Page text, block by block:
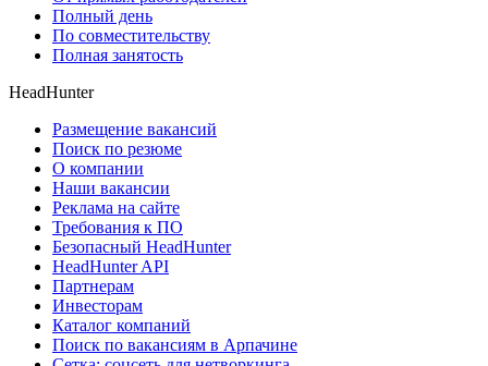
Полный день
По совместительству
Полная занятость
HeadHunter
Размещение вакансий
Поиск по резюме
О компании
Наши вакансии
Реклама на сайте
Требования к ПО
Безопасный HeadHunter
HeadHunter API
Партнерам
Инвесторам
Каталог компаний
Поиск по вакансиям в Арпачине